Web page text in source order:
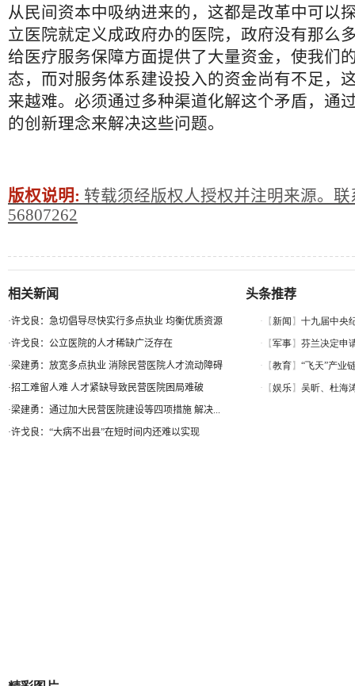
从民间资本中吸纳进来的，这都是改革中可以
立医院就定义成政府办的医院，政府没有那么
给医疗服务保障方面提供了大量资金，使我们
态，而对服务体系建设投入的资金尚有不足，
来越难。必须通过多种渠道化解这个矛盾，通
的创新理念来解决这些问题。
版权说明: 转载须经版权人授权并注明来源。联
56807262
相关新闻
·许戈良：急切倡导尽快实行多点执业 均衡优质资源
·许戈良：公立医院的人才稀缺广泛存在
·梁建勇：放宽多点执业 消除民营医院人才流动障碍
·招工难留人难 人才紧缺导致民营医院困局难破
·梁建勇：通过加大民营医院建设等四项措施 解决...
·许戈良：“大病不出县”在短时间内还难以实现
头条推荐